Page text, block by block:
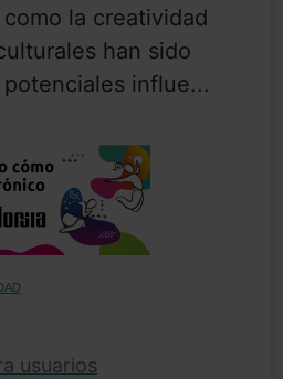
la creatividad
han sido
influe...
usuarios